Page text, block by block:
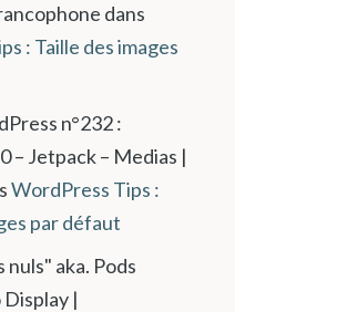
dans
: Taille des images
n°232 :
– Jetpack – Medias |
WordPress Tips :
par défaut
nuls" aka. Pods
|